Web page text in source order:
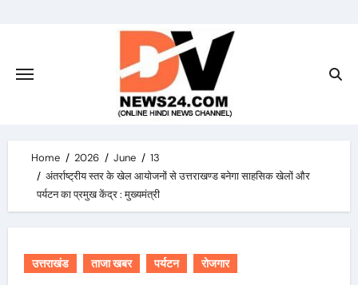
Home 2026 June
13
अंतर्राष्ट्रीय स्तर के खेल आयोजनों से उत्तराखण्ड बनेगा साहसिक खेलों और
पर्यटन का प्रमुख केंद्र : मुख्यमंत्री
उत्तराखंड ताजा खबर पर्यटन रोजगार